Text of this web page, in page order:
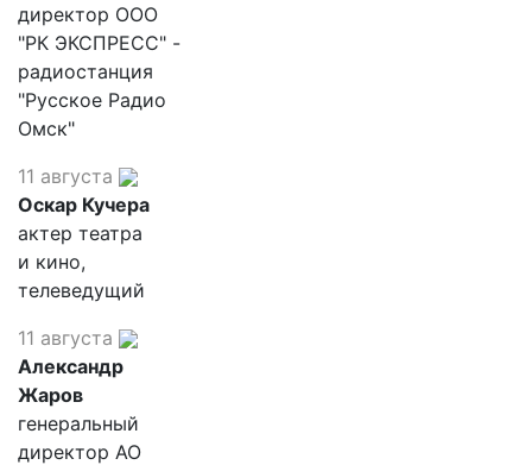
директор ООО
"РК ЭКСПРЕСС" -
радиостанция
"Русское Радио
Омск"
11 августа
Оскар Кучера
актер театра
и кино,
телеведущий
11 августа
Александр
Жаров
генеральный
директор АО